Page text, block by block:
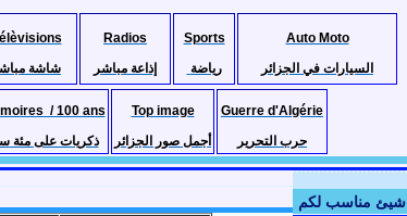
شاشة
Radios
إذاعة مباشر
Sports
رياضة
Auto Moto
السيارات في الجزائر
/ 100 ans
ذكريات على مئة
Top image
أجمل صور الجزائر
Guerre d'Algérie
حرب التحرير
شيئ مناسب لكم